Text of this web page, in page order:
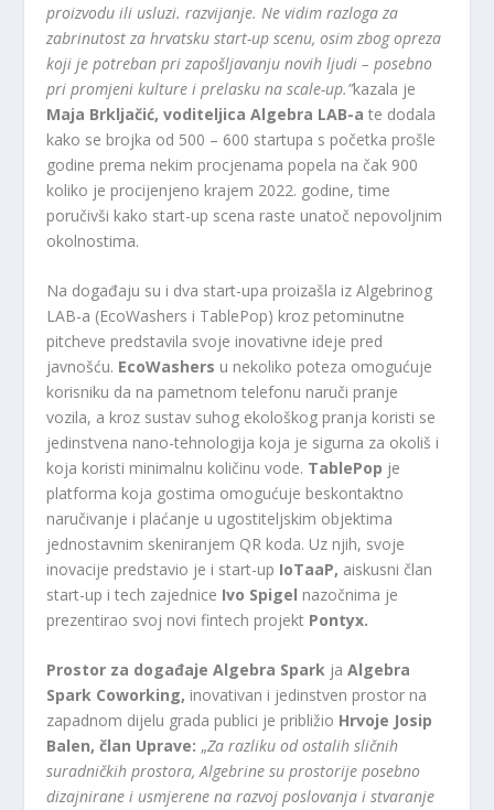
proizvodu ili usluzi. razvijanje. Ne vidim razloga za
zabrinutost za hrvatsku start-up scenu, osim zbog opreza
koji je potreban pri zapošljavanju novih ljudi – posebno
pri promjeni kulture i prelasku na scale-up.”kazala je
Maja Brkljačić, voditeljica Algebra LAB-ate dodala
kako se brojka od 500 – 600 startupa s početka prošle
godine prema nekim procjenama popela na čak 900
koliko je procijenjeno krajem 2022. godine, time
poručivši kako start-up scena raste unatoč nepovoljnim
okolnostima.
Na događaju su i dva start-upa proizašla iz Algebrinog
LAB-a (EcoWashers i TablePop) kroz petominutne
pitcheve predstavila svoje inovativne ideje pred
javnošću. EcoWashers u nekoliko poteza omogućuje
korisniku da na pametnom telefonu naruči pranje
vozila, a kroz sustav suhog ekološkog pranja koristi se
jedinstvena nano-tehnologija koja je sigurna za okoliš i
koja koristi minimalnu količinu vode. TablePop je
platforma koja gostima omogućuje beskontaktno
naručivanje i plaćanje u ugostiteljskim objektima
jednostavnim skeniranjem QR koda. Uz njih, svoje
inovacije predstavio je i start-up IoTaaP, aiskusni član
start-up i tech zajednice Ivo Spigel nazočnima je
prezentirao svoj novi fintech projekt Pontyx.
Prostor za događaje Algebra Spark jaAlgebra
Spark Coworking, inovativan i jedinstven prostor na
zapadnom dijelu grada publici je približio Hrvoje Josip
Balen, član Uprave: „Za razliku od ostalih sličnih
suradničkih prostora, Algebrine su prostorije posebno
dizajnirane i usmjerene na razvoj poslovanja i stvaranje